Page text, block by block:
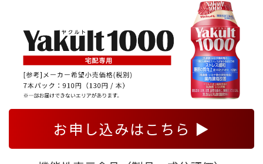
お申し込みはこちら ▶